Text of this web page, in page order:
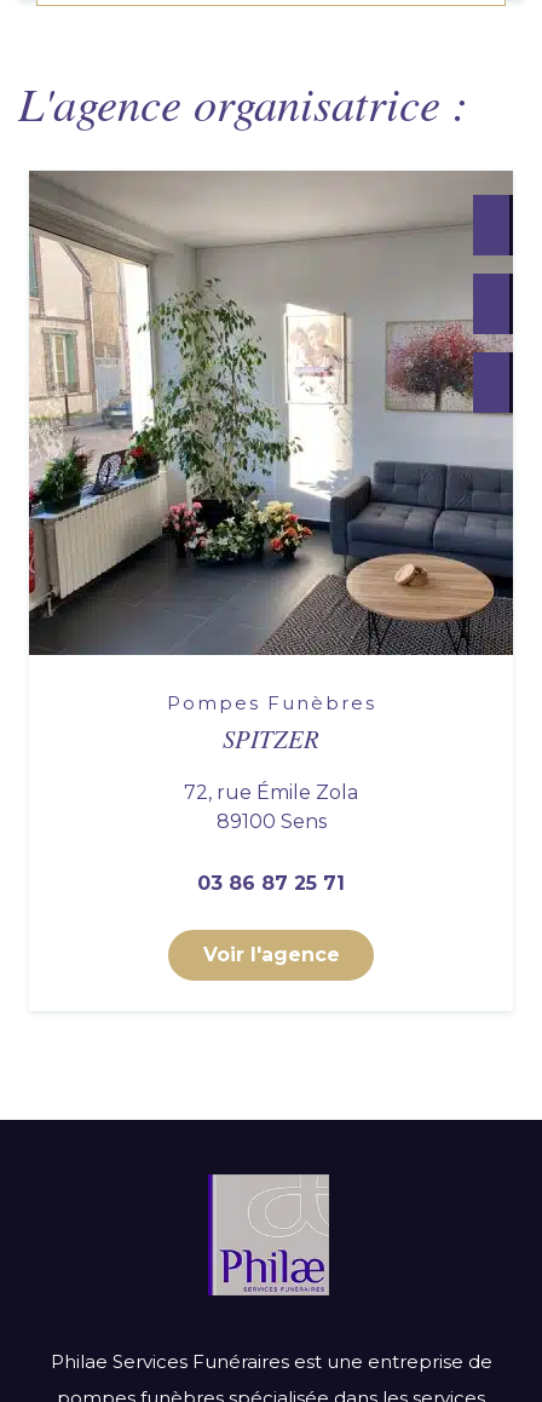
L'agence organisatrice :
Pompes Funèbres
SPITZER
72, rue Émile Zola
89100 Sens
03 86 87 25 71
Voir l'agence
Philae Services Funéraires est une entreprise de